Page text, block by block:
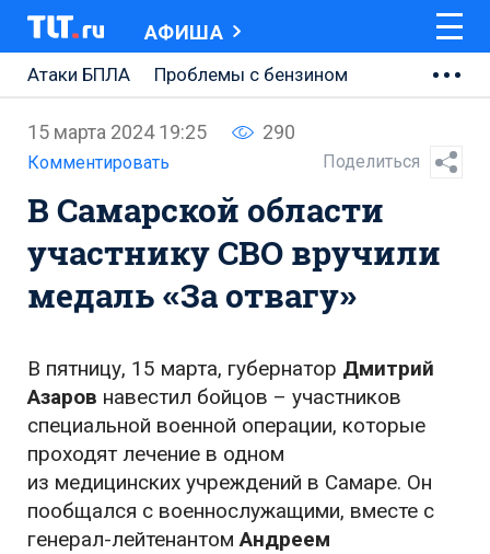
АФИША
Атаки БПЛА
Проблемы с бензином
Ремонт Центральной площади
Ремонт Обводного шоссе
Набережная Тольятти
Неделя Тольятти
15 марта 2024 19:25 290
Комментировать Поделиться
В Самарской области
участнику СВО вручили
медаль «За отвагу»
В пятницу, 15 марта, губернатор Дмитрий
Азаров навестил бойцов – участников
специальной военной операции, которые
проходят лечение в одном
из медицинских учреждений в Самаре. Он
пообщался с военнослужащими, вместе с
генерал-лейтенантомАндреем